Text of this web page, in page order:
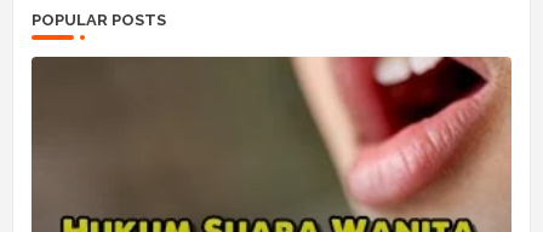
POPULAR POSTS